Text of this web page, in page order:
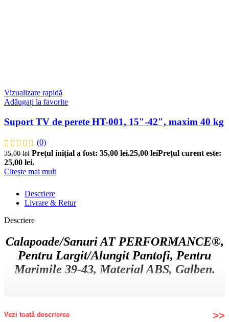
Vizualizare rapidă
Adăugați la favorite
Suport TV de perete HT-001, 15″-42″, maxim 40 kg
(0)
35,00lei Prețul inițial a fost: 35,00 lei.25,00 leiPrețul curent este:
25,00 lei.
Citește mai mult
Descriere
Livrare & Retur
Descriere
Calapoade/Sanuri AT PERFORMANCE®,
Pentru Largit/Alungit Pantofi, Pentru
Marimile 39-43, Material ABS, Galben.
incomoditate?
Vezi toată descrierea